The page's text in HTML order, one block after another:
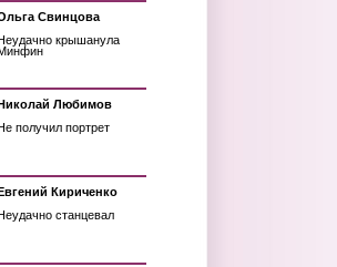
Свинцова
Неудачно крышанула
Николай Любимов
Не получил портрет
Евгений Кириченко
Неудачно станцевал